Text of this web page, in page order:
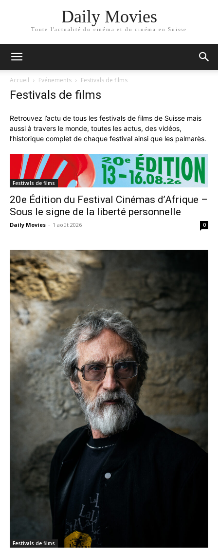
Daily Movies
Toute l'actualité du cinéma et du cinéma en Suisse
Accueil Evénements Festivals de films
Festivals de films
Retrouvez l’actu de tous les festivals de films de Suisse mais
aussi à travers le monde, toutes les actus, des vidéos,
l’historique complet de chaque festival ainsi que les palmarès.
Festivals de films
20e Édition du Festival Cinémas d’Afrique –
Sous le signe de la liberté personnelle
Daily Movies - 1 août 2026 0
Festivals de films